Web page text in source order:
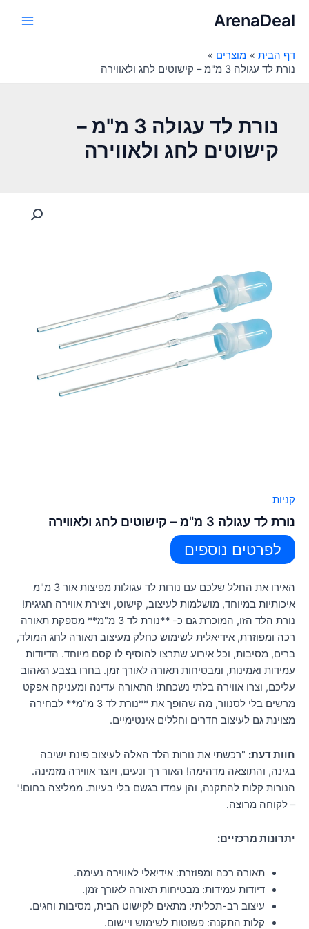
לתוכןArenaDeal
דף הבית
מוצרים
נורת לד עגולה 3 מ"מ – קישוטים לחג ולאווירה
נורת לד עגולה 3 מ"מ –
קישוטים לחג ולאווירה
קניות
נורת לד עגולה 3 מ"מ – קישוטים לחג ולאווירה
לפרטים נוספים
האירו את החלל שלכם עם נורות לד עגולות מפיצות אור 3 מ"מ
איכותיות במיוחד, מושלמות לעיצוב, קישוט, ויצירת אווירה חגיגית!
נורת הלד הזו, המוכרת גם כ- **נורת לד 3 מ"מ** מספקת תאורה
רכה ומפוזרת, אידיאלית לשימוש כחלק מעיצוב תאורה לחג המולד,
ברים, מסיבות, וכל אירוע שתרצו להוסיף לו קסם מיוחד. הדיודות
עמידות ואמינות, ומבטיחות תאורה לאורך זמן. בחרו בצבע האהוב
עליכם, וצרו אווירה בלתי נשכחת! התאורה עדינה ומעניקה אפקט
מרשים בלי לסנוור, מה שהופך את **נורת לד 3 מ"מ** לבחירה
מצוינת גם לעיצוב חדרים וחללים אינטימיים.
חוות דעת: "רכשתי את נורות הלד האלה לעיצוב פינת ישיבה
בגינה, והתוצאה מדהימה! האור רך ונעים, ויוצר אווירה מזמינה.
הנורות קלות להתקנה, והן עמדו בגשם בלי בעיות. ממליצה בחום!"
– לקוחה מרוצה.
יתרונות מרכזיים:
תאורה רכה ומפוזרת: אידיאלי לאווירה נעימה.
דיודות עמידות: מבטיחות תאורה לאורך זמן.
עיצוב רב-תכליתי: מתאים לקישוט הבית, מסיבות וחגים.
קלות התקנה: פשוטות לשימוש ויישום.